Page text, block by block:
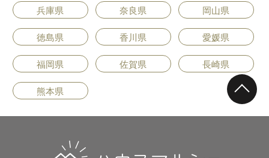
兵庫県 奈良県 岡山県
徳島県 香川県 愛媛県
福岡県 佐賀県 長崎県
熊本県